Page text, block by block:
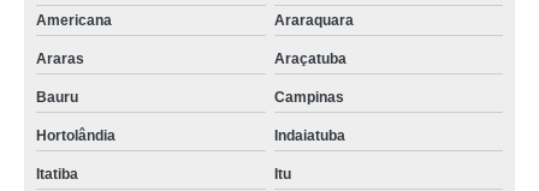
Americana
Araraquara
Araras Araçatuba
Bauru Campinas
Hortolândia Indaiatuba
Itatiba Itu